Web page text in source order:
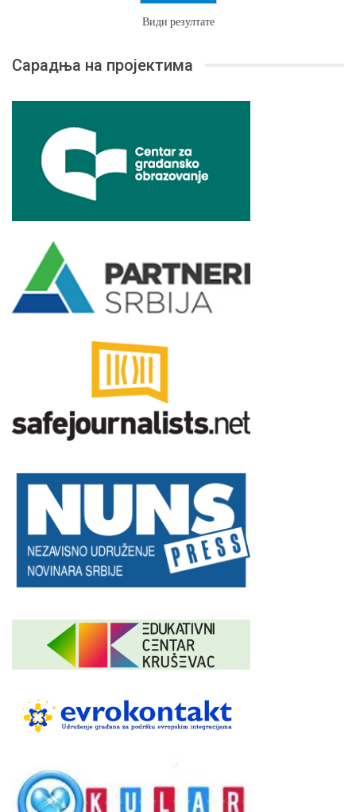
Види резултате
Сарадња на пројектима